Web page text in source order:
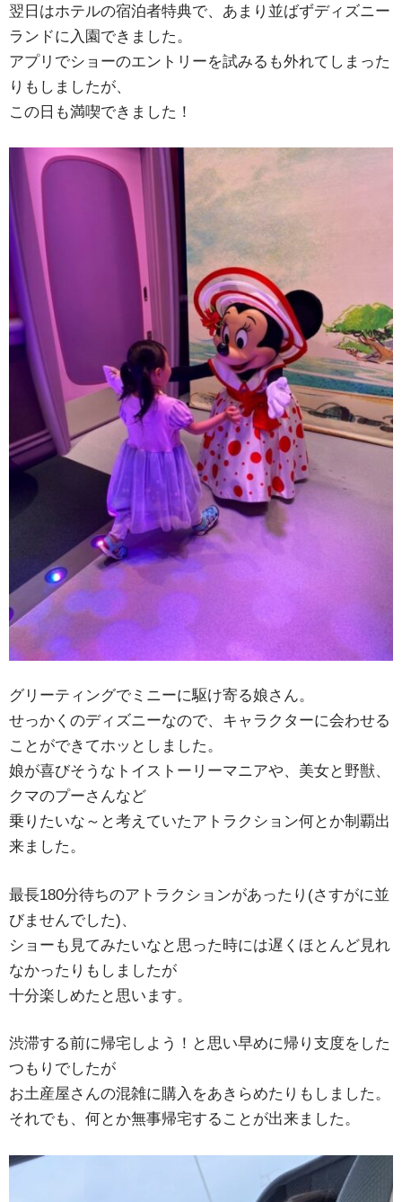
翌日はホテルの宿泊者特典で、あまり並ばずディズニー
ランドに入園できました。
アプリでショーのエントリーを試みるも外れてしまった
りもしましたが、
この日も満喫できました！
グリーティングでミニーに駆け寄る娘さん。
せっかくのディズニーなので、キャラクターに会わせる
ことができてホッとしました。
娘が喜びそうなトイストーリーマニアや、美女と野獣、
クマのプーさんなど
乗りたいな～と考えていたアトラクション何とか制覇出
来ました。
最長180分待ちのアトラクションがあったり(さすがに並
びませんでした)、
ショーも見てみたいなと思った時には遅くほとんど見れ
なかったりもしましたが
十分楽しめたと思います。
渋滞する前に帰宅しよう！と思い早めに帰り支度をした
つもりでしたが
お土産屋さんの混雑に購入をあきらめたりもしました。
それでも、何とか無事帰宅することが出来ました。